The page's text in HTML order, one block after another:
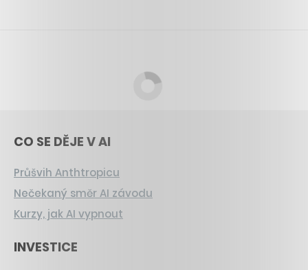
CO SE DĚJE V AI
Průšvih Anthtropicu
Nečekaný směr AI závodu
Kurzy, jak AI vypnout
INVESTICE